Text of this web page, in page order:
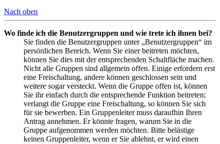
Nach oben
Wo finde ich die Benutzergruppen und wie trete ich ihnen bei?
Sie finden die Benutzergruppen unter „Benutzergruppen“ im
persönlichen Bereich. Wenn Sie einer beitreten möchten,
können Sie dies mit der entsprechenden Schaltfläche machen.
Nicht alle Gruppen sind allgemein offen. Einige erfordern erst
eine Freischaltung, andere können geschlossen sein und
weitere sogar versteckt. Wenn die Gruppe offen ist, können
Sie ihr einfach durch die entsprechende Funktion beitreten;
verlangt die Gruppe eine Freischaltung, so können Sie sich
für sie bewerben. Ein Gruppenleiter muss daraufhin Ihren
Antrag annehmen. Er könnte fragen, warum Sie in die
Gruppe aufgenommen werden möchten. Bitte belästige
keinen Gruppenleiter, wenn er Sie ablehnt, er wird einen